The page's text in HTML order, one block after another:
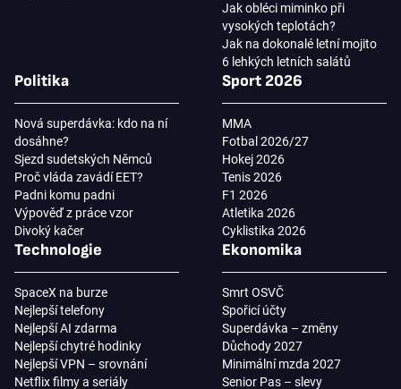
Jak obléci miminko při
vysokých teplotách?
Jak na dokonalé letní mojito
6 lehkých letních salátů
Politika
Nová superdávka: kdo na ní
dosáhne?
Sjezd sudetských Němců
Proč vláda zavádí EET?
Padni komu padni
Výpověď z práce vzor
Divoký kačer
Sport 2026
MMA
Fotbal 2026/27
Hokej 2026
Tenis 2026
F1 2026
Atletika 2026
Cyklistika 2026
Technologie
SpaceX na burze
Nejlepší telefony
Nejlepší AI zdarma
Nejlepší chytré hodinky
Nejlepší VPN – srovnání
Netflix filmy a seriály
Ekonomika
Smrt OSVČ
Spořicí účty
Superdávka – změny
Důchody 2027
Minimální mzda 2027
Senior Pas – slevy